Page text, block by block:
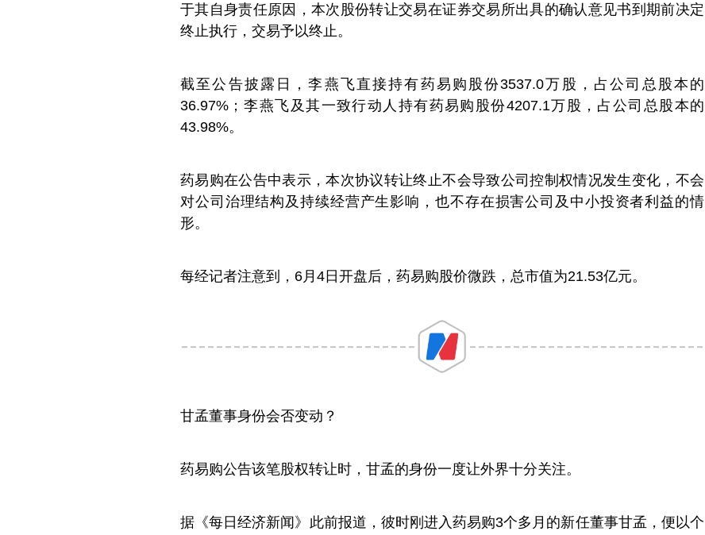
于其自身责任原因，本次股份转让交易在证券交易所出具的确认意见书到期前决定
终止执行，交易予以终止。
截至公告披露日，李燕飞直接持有药易购股份3537.0万股，占公司总股本的
36.97%；李燕飞及其一致行动人持有药易购股份4207.1万股，占公司总股本的
43.98%。
药易购在公告中表示，本次协议转让终止不会导致公司控制权情况发生变化，不会
对公司治理结构及持续经营产生影响，也不存在损害公司及中小投资者利益的情
形。
每经记者注意到，6月4日开盘后，药易购股价微跌，总市值为21.53亿元。
甘孟董事身份会否变动？
药易购公告该笔股权转让时，甘孟的身份一度让外界十分关注。
据《每日经济新闻》此前报道，彼时刚进入药易购3个多月的新任董事甘孟，便以个